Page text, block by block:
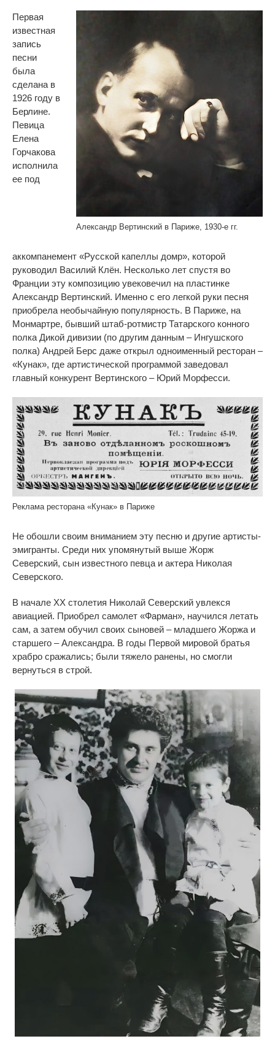
Александр Вертинский в Париже, 1930-е гг.
Первая
известная
запись
песни
была
сделана в
1926 году в
Берлине.
Певица
Елена
Горчакова
исполнила
ее под
аккомпанемент «Русской капеллы домр», которой
руководил Василий Клён. Несколько лет спустя во
Франции эту композицию увековечил на пластинке
Александр Вертинский. Именно с его легкой руки песня
приобрела необычайную популярность. В Париже, на
Монмартре, бывший штаб-ротмистр Татарского конного
полка Дикой дивизии (по другим данным – Ингушского
полка) Андрей Берс даже открыл одноименный ресторан –
«Кунак», где артистической программой заведовал
главный конкурент Вертинского – Юрий Морфесси.
Реклама ресторана «Кунак» в Париже
Не обошли своим вниманием эту песню и другие артисты-
эмигранты. Среди них упомянутый выше Жорж
Северский, сын известного певца и актера Николая
Северского.
В начале ХХ столетия Николай Северский увлекся
авиацией. Приобрел самолет «Фарман», научился летать
сам, а затем обучил своих сыновей – младшего Жоржа и
старшего – Александра. В годы Первой мировой братья
храбро сражались; были тяжело ранены, но смогли
вернуться в строй.